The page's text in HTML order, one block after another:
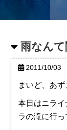
雨なん
2011/10/03
まいど、あ
本日はニラ
ラの滝に行っ